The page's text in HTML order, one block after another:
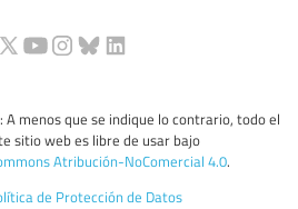
A menos que se indique lo contrario, todo el
sitio web es libre de usar bajo
Atribución-NoComercial 4.0.
de Protección de Datos